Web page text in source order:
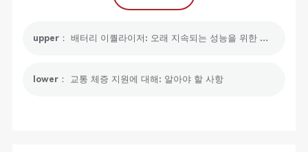
upper： 배터리 이퀄라이저: 오래 지속되는 성능을 위한 전압 균형 최적화
lower： 교통 체증 지원에 대해: 알아야 할 사항